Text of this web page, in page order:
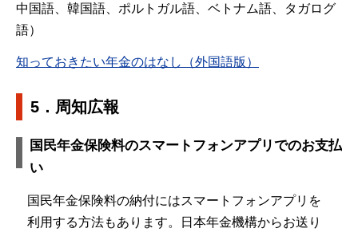
中国語、韓国語、ポルトガル語、ベトナム語、タガログ
語）
知っておきたい年金のはなし（外国語版）
5．周知広報
国民年金保険料のスマートフォンアプリでのお支払
い
国民年金保険料の納付にはスマートフォンアプリを
利用する方法もあります。日本年金機構からお送り